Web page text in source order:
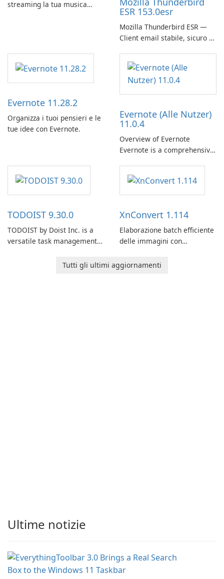
streaming la tua musica
ESR 153.0esr
Mozilla Thunderbird ESR —
Client email stabile, sicuro e
Evernote 11.28.2
Organizza i tuoi pensieri e le
tue idee con Evernote.
Evernote (Alle Nutzer)
11.0.4
Overview of Evernote
Evernote is a comprehensive
users capture, organize, and
access information across
TODOIST 9.30.0
TODOIST by Doist Inc. is a
versatile task management
individuals and teams
XnConvert 1.114
Elaborazione batch efficiente
delle immagini con
Tutti gli ultimi aggiornamenti
Ultime notizie